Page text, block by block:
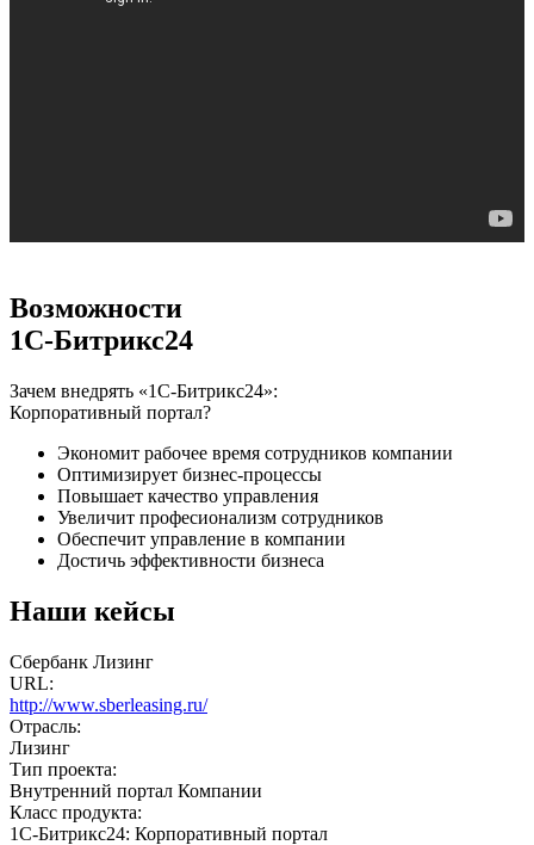
Возможности
1С-Битрикс24
Зачем внедрять «1С-Битрикс24»:
Корпоративный портал?
Экономит рабочее время сотрудников компании
Оптимизирует бизнес-процессы
Повышает качество управления
Увеличит професионализм сотрудников
Обеспечит управление в компании
Достичь эффективности бизнеса
Наши кейсы
Сбербанк Лизинг
URL:
http://www.sberleasing.ru/
Отрасль:
Лизинг
Тип проекта:
Внутренний портал Компании
Класс продукта:
1С-Битрикс24: Корпоративный портал